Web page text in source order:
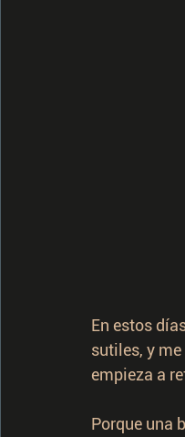
En estos
sutiles, y
empieza a
Porque una